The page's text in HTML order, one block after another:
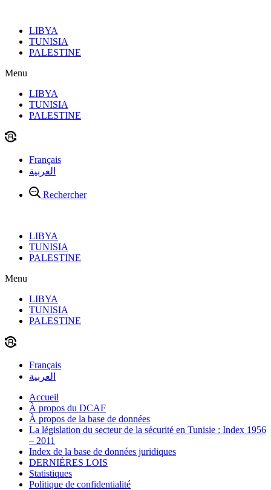
contenuLIBYA
TUNISIA
PALESTINE
Menu
LIBYA
TUNISIA
PALESTINE
Français
العربية
Rechercher
LIBYA
TUNISIA
PALESTINE
Menu
LIBYA
TUNISIA
PALESTINE
Français
العربية
Accueil
À propos du DCAF
À propos de la base de données
La législation du secteur de la sécurité en Tunisie : Index 1956
– 2011
Index de la base de données juridiques
DERNIÈRES LOIS
Statistiques
Politique de confidentialité